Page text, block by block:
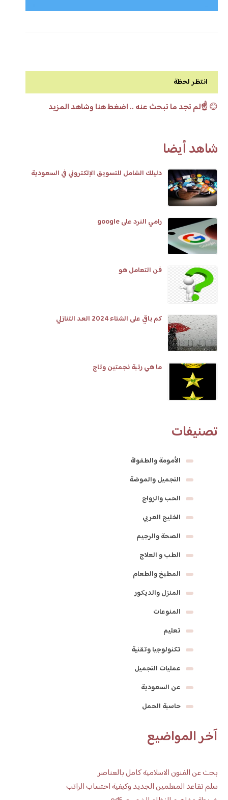
انتظر لحظة
😊☝️لم تجد ما تبحث عنه .. اضغط هنا وشاهد المزيد
شاهد أيضا
دليلك الشامل للتسويق الإلكتروني في السعودية
رامي النرد على google
فن التعامل هو
كم باقي على الشتاء 2024 العد التنازلي
ما هي رتبة نجمتين وتاج
تصنيفات
الأمومة والطفولة
التجميل والموضة
الحب والزواج
الخليج العربي
الصحة والرجيم
الطب و العلاج
المطبخ والطعام
المنزل والديكور
المنوعات
تعليم
تكنولوجيا وتقنية
عمليات التجميل
عن السعودية
حاسبة الحمل
آخر المواضيع
بحث عن الفنون الاسلامية كامل بالعناصر
سلم تقاعد المعلمين الجديد وكيفية احتساب الراتب